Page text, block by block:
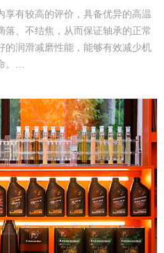
享有较高的评价，具备优异的高温
、不结焦，从而保证轴承的正常
的润滑减磨性能，能够有效减少机
。…